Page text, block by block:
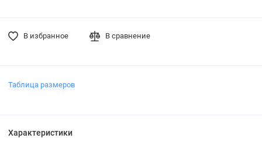
В избранное В сравнение
Таблица размеров
Характеристики